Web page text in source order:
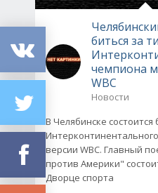
биться за
чемпиона
WBC
Новости
В Челябинске состоится
версии WBC. Главный
против Америки"
Дворце спорта